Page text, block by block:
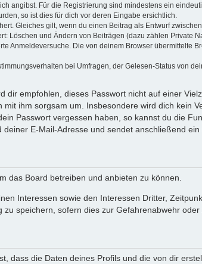
angibst. Für die Registrierung sind mindestens ein
so ist dies für dich vor deren Eingabe ersichtlich.
Gleiches gilt, wenn du einen Beitrag als Entwurf
Löschen und Ändern von Beiträgen (dazu zählen Private
Anmeldeversuche. Die von deinem Browser übermittelte
bei Umfragen, der Gelesen-Status von
dir empfohlen, dieses Passwort nicht auf einer
ihm sorgsam um. Insbesondere wird dich kein
Passwort vergessen haben, so kannst du die
E-Mail-Adresse und sendet anschließend
das Board betreiben und anbieten zu können.
Interessen sowie den Interessen Dritter,
speichern, sofern dies zur Gefahrenabwehr oder
dass die Daten deines Profils und die von dir